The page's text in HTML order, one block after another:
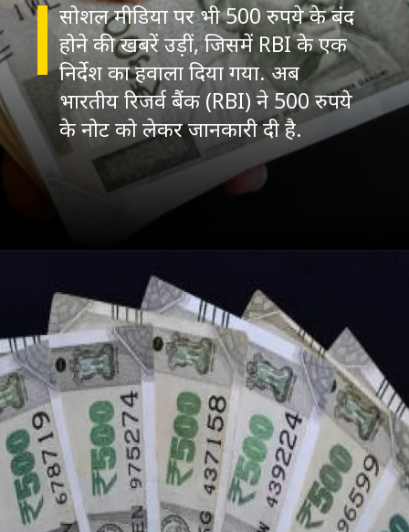
सोशल मीडिया पर भी 500 रुपये के बंद
होने की खबरें उड़ीं, जिसमें RBI के एक
निर्देश का हवाला दिया गया. अब
भारतीय रिजर्व बैंक (RBI) ने 500 रुपये
के नोट को लेकर जानकारी दी है.